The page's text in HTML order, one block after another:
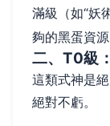
滿級（如“妖
夠的黑蛋資源
二、T0級
這類式神是
絕對不虧。